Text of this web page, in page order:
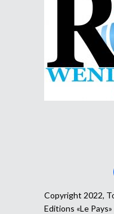
Copyright 2022,
Editions «Le Pays»